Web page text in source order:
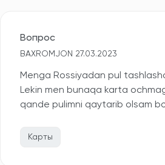
Вопрос
BAXROMJON 27.03.2023
Menga Rossiyadan pul
Lekin men bunaqa karta
qande pulimni qaytarib olsam
Карты